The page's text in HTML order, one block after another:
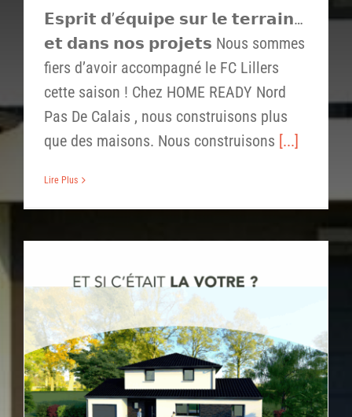
𝗘𝘀𝗽𝗿𝗶𝘁 𝗱’𝗲́𝗾𝘂𝗶𝗽𝗲 𝘀𝘂𝗿 𝗹𝗲 𝘁𝗲𝗿𝗿𝗮𝗶𝗻…
𝗲𝘁 𝗱𝗮𝗻𝘀 𝗻𝗼𝘀 𝗽𝗿𝗼𝗷𝗲𝘁𝘀 Nous sommes
fiers d’avoir accompagné le FC Lillers
cette saison ! Chez HOME READY Nord
Pas De Calais , nous construisons plus
que des maisons. Nous construisons [...]
Lire Plus